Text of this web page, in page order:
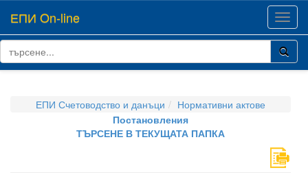
ЕПИ On-line
ЕПИ Счетоводство и данъци
Нормативни актове
Постановления
ТЪРСЕНЕ В ТЕКУЩАТА ПАПКА